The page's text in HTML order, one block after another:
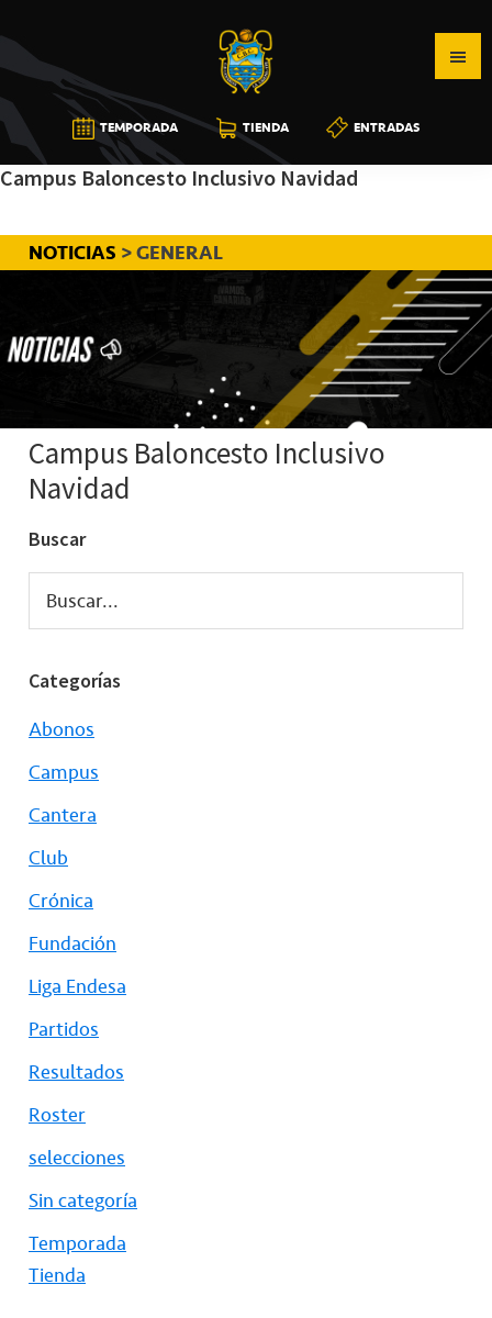
a
la
navegación
principal
al
contenido
principal
a
la
barra
lateral
principal
CB
CANARIAS
TEMPORADA TIENDA ENTRADAS
Campus Baloncesto Inclusivo Navidad
NOTICIAS > GENERAL
Campus Baloncesto Inclusivo
Navidad
Buscar
Buscar...
Categorías
Abonos
Campus
Cantera
Club
Crónica
Fundación
Liga Endesa
Partidos
Resultados
Roster
selecciones
Sin categoría
Temporada
Tienda